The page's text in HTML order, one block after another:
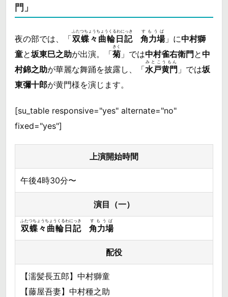
門」
夜の部では、「双蝶々曲輪日記
ふたつちょうちょうくるわにっき
角力場
すもうば
」に中村獅
童と坂東巳之助が出演。「菊
きく
」では中村雀右衛門 と中
村錦之助が華麗な舞踊を披露し、「水戸黄門
みとこうもん
」では坂
東彌十郎が黄門様を演じます。
[su_table responsive="yes" alternate="no"
fixed="yes"]
上演開始時間
午後4時30分〜
演目（一）
双蝶々曲輪日記
ふたつちょうちょうくるわにっき
角力場
すもうば
配役
【濡髪長五郎】中村獅童
【藤屋吾妻】中村種之助